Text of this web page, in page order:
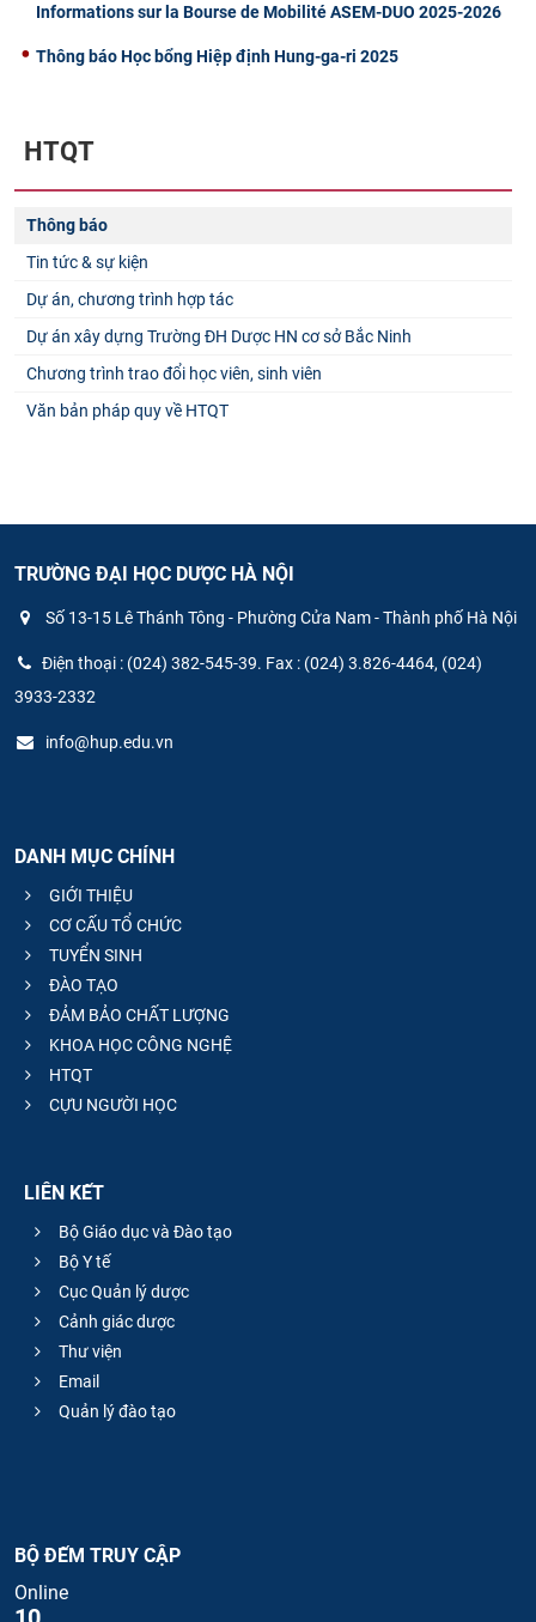
Informations sur la Bourse de Mobilité ASEM-DUO 2025-2026
Thông báo Học bổng Hiệp định Hung-ga-ri 2025
HTQT
Thông báo
Tin tức & sự kiện
Dự án, chương trình hợp tác
Dự án xây dựng Trường ĐH Dược HN cơ sở Bắc Ninh
Chương trình trao đổi học viên, sinh viên
Văn bản pháp quy về HTQT
TRƯỜNG ĐẠI HỌC DƯỢC HÀ NỘI
Số 13-15 Lê Thánh Tông - Phường Cửa Nam - Thành phố Hà Nội
Điện thoại : (024) 382-545-39. Fax : (024) 3.826-4464, (024)
3933-2332
info@hup.edu.vn
DANH MỤC CHÍNH
GIỚI THIỆU
CƠ CẤU TỔ CHỨC
TUYỂN SINH
ĐÀO TẠO
ĐẢM BẢO CHẤT LƯỢNG
KHOA HỌC CÔNG NGHỆ
HTQT
CỰU NGƯỜI HỌC
LIÊN KẾT
Bộ Giáo dục và Đào tạo
Bộ Y tế
Cục Quản lý dược
Cảnh giác dược
Thư viện
Email
Quản lý đào tạo
BỘ ĐẾM TRUY CẬP
Online